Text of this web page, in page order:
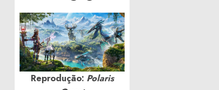
Reprodução: Polaris